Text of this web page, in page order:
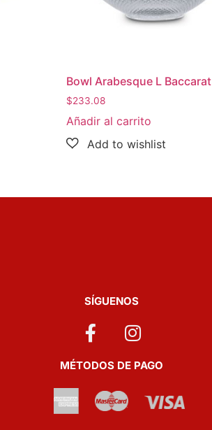
Bowl Arabesque L Baccarat
$233.08
Añadir al carrito
SÍGUENOS
MÉTODOS DE PAGO